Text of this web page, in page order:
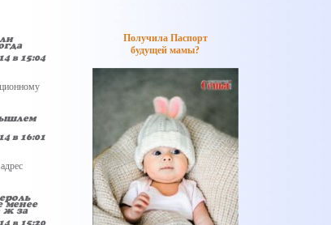
в 15:04
в 16:01
менее
ж за
в 15:20
Получила Паспорт
будущей мамы?